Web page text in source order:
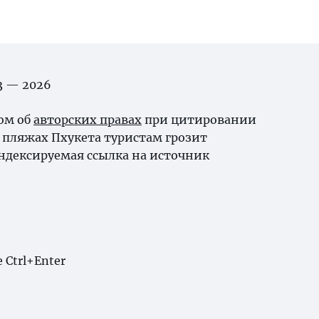
— 2026
об авторских правах при цитировании
Пхукета туристам грозит
ссылка на источник
Ctrl+Enter